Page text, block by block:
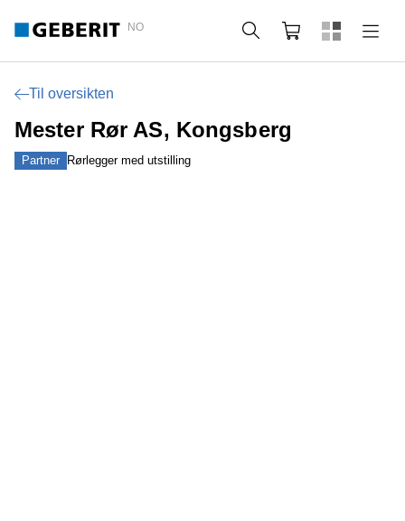
NO Søk Handlekurv
Til oversikten
Mester Rør AS, Kongsberg
Partner Rørlegger med utstilling